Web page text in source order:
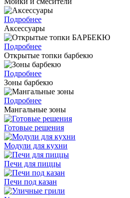
Подробнее
Аксессуары
Подробнее
Открытые топки барбекю
Подробнее
Зоны барбекю
Подробнее
Мангальные зоны
Готовые решения
Модули для кухни
Печи для пиццы
Печи под казан